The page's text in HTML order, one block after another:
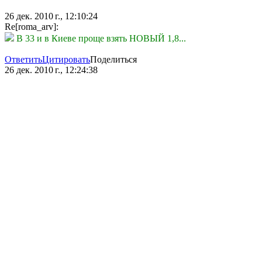
26 дек. 2010 г., 12:10:24
Re[roma_arv]:
В 33 и в Киеве проще взять НОВЫЙ 1,8...
ОтветитьЦитироватьПоделиться
26 дек. 2010 г., 12:24:38